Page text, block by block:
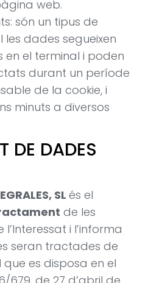
web.
són un tipus de
les dades segueixen
el terminal i poden
durant un període
de la cookie, i
minuts a diversos
DE DADES
SL és el
de les
i l’informa
seran tractades de
es disposa en el